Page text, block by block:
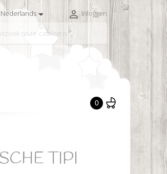
Nederlands  Inloggen
0
TIPI